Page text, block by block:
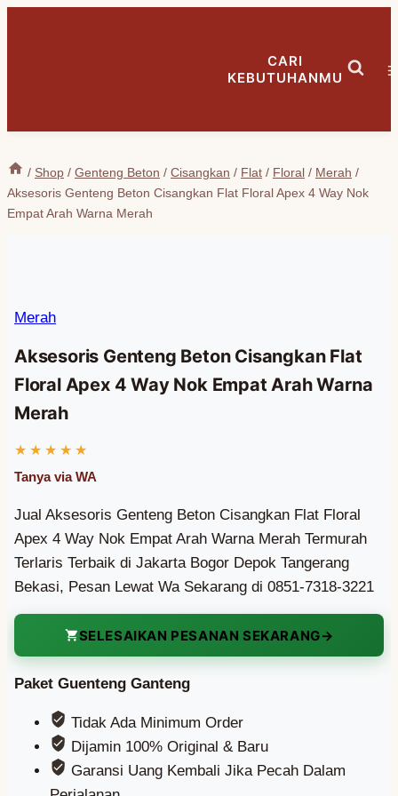
CARI
KEBUTUHANMU
/ Shop / Genteng Beton / Cisangkan / Flat / Floral / Merah /
Aksesoris Genteng Beton Cisangkan Flat Floral Apex 4 Way Nok
Empat Arah Warna Merah
Merah
Aksesoris Genteng Beton Cisangkan Flat
Floral Apex 4 Way Nok Empat Arah Warna
Merah
Jual Aksesoris Genteng Beton Cisangkan Flat Floral
Apex 4 Way Nok Empat Arah Warna Merah Termurah
Terlaris Terbaik di Jakarta Bogor Depok Tangerang
Bekasi, Pesan Lewat Wa Sekarang di 0851-7318-3221
SELESAIKAN PESANAN SEKARANG
Paket Guenteng Ganteng
Tidak Ada Minimum Order
Dijamin 100% Original & Baru
Garansi Uang Kembali Jika Pecah Dalam